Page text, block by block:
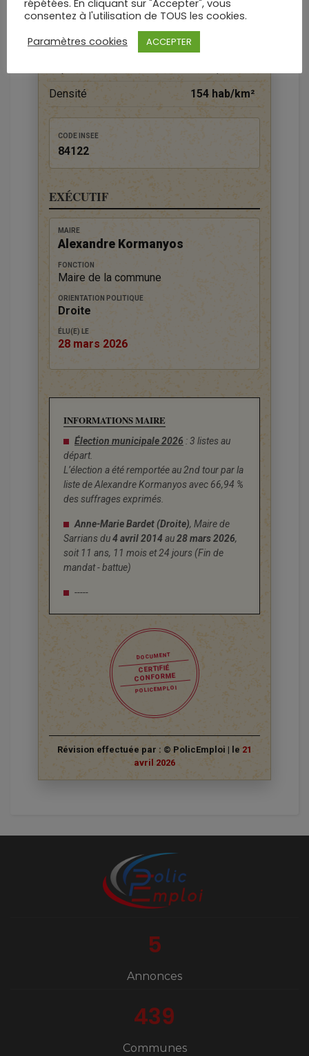
DONNÉES TERRITORIALES
Habitants (2023)
Densité
154 hab/km²
CODE INSEE
84122
EXÉCUTIF
MAIRE
Alexandre Kormanyos
FONCTION
Maire de la commune
ORIENTATION POLITIQUE
Droite
ÉLU(E) LE
28 mars 2026
INFORMATIONS MAIRE
Élection municipale 2026 : 3 listes au
départ.
L’élection a été remportée au 2nd tour par la
liste de Alexandre Kormanyos avec 66,94 %
des suffrages exprimés.
Anne-Marie Bardet (Droite), Maire de
Sarrians du4 avril 2014au28 mars 2026,
soit 11 ans, 11 mois et 24 jours (Fin de
mandat - battue)
-----
DOCUMENT
CERTIFIÉ
CONFORME
POLICEMPLOI
Révision effectuée par : © PolicEmploi | le 21
avril 2026
5
Annonces
439
Communes
répétées. En cliquant sur "Accepter", vous
consentez à l'utilisation de TOUS les cookies.
Paramètres cookies
ACCEPTER